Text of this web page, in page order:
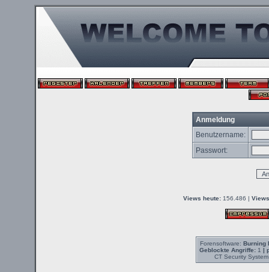
Anmeldung
Benutzername:
Passwort:
Views heute:156.486 |
Forensoftware: Burning
Geblockte Angriffe:1 |
CT Security